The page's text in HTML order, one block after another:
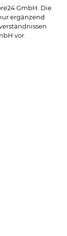
GmbH. Die
ergänzend
vor.